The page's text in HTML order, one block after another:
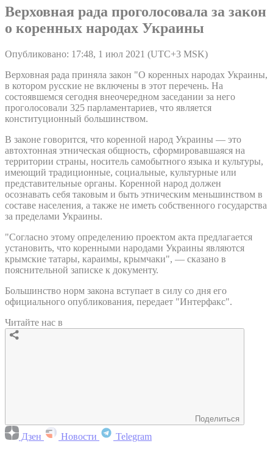
Верховная рада проголосовала за закон
о коренных народах Украины
Опубликовано: 17:48, 1 июл 2021 (UTC+3 MSK)
Верховная рада приняла закон "О коренных народах Украины,
в котором русские не включены в этот перечень. На
состоявшемся сегодня внеочередном заседании за него
проголосовали 325 парламентариев, что является
конституционный большинством.
В законе говорится, что коренной народ Украины — это
автохтонная этническая общность, сформировавшаяся на
территории страны, носитель самобытного языка и культуры,
имеющий традиционные, социальные, культурные или
представительные органы. Коренной народ должен
осознавать себя таковым и быть этническим меньшинством в
составе населения, а также не иметь собственного государства
за пределами Украины.
"Согласно этому определению проектом акта предлагается
установить, что коренными народами Украины являются
крымские татары, караимы, крымчаки", — сказано в
пояснительной записке к документу.
Большинство норм закона вступает в силу со дня его
официального опубликования, передает "Интерфакс".
Читайте нас в
Поделиться
Дзен Новости Telegram